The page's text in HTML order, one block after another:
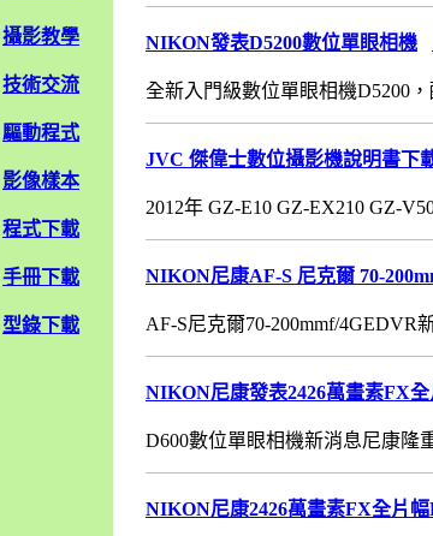
攝影教學
技術交流
驅動程式
影像樣本
程式下載
手冊下載
型錄下載
NIKON發表D5200數位單眼相機
全新入門級數位單眼相機D5200
JVC 傑偉士數位攝影機說明書下
2012年 GZ-E10 GZ-EX210 GZ-
NIKON尼康AF-S 尼克爾 70-
AF-S尼克爾70-200mmf/4GEDVR
NIKON尼康發表2426萬畫素FX
D600數位單眼相機新消息尼康隆
NIKON尼康2426萬畫素FX全片